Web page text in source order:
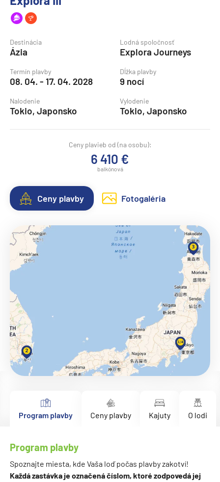
Destinácia
Ázia
Lodná spoločnosť
Explora Journeys
Termín plavby
08. 04. - 17. 04. 2028
Dĺžka plavby
9 nocí
Nalodenie
Tokio, Japonsko
Vylodenie
Tokio, Japonsko
Ceny plavieb od (na osobu):
6 410 €
balkónová
Ceny plavby Fotogaléria
Program plavby Ceny plavby Kajuty O lodi
Program plavby
Spoznajte miesta, kde Vaša loď počas plavby zakotví!
Každá zastávka je označená číslom, ktoré zodpovedá jej